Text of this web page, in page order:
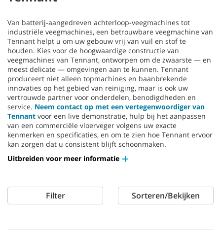
Van batterij-aangedreven achterloop-veegmachines tot
industriële veegmachines, een betrouwbare veegmachine van
Tennant helpt u om uw gebouw vrij van vuil en stof te
houden. Kies voor de hoogwaardige constructie van
veegmachines van Tennant, ontworpen om de zwaarste — en
meest delicate — omgevingen aan te kunnen. Tennant
produceert niet alleen topmachines en baanbrekende
innovaties op het gebied van reiniging, maar is ook uw
vertrouwde partner voor onderdelen, benodigdheden en
service. Neem contact op met een vertegenwoordiger van
Tennant voor een live demonstratie, hulp bij het aanpassen
van een commerciële vloerveger volgens uw exacte
kenmerken en specificaties, en om te zien hoe Tennant ervoor
kan zorgen dat u consistent blijft schoonmaken.
Uitbreiden voor meer informatie
Filter Sorteren/Bekijken